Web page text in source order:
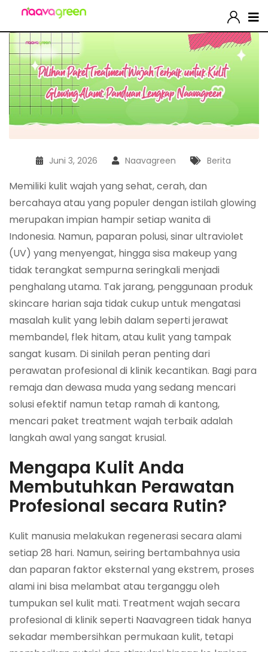
Juni 3, 2026 Naavagreen Berita
Memiliki kulit wajah yang sehat, cerah, dan
bercahaya atau yang populer dengan istilah glowing
merupakan impian hampir setiap wanita di
Indonesia. Namun, paparan polusi, sinar ultraviolet
(UV) yang menyengat, hingga sisa makeup yang
tidak terangkat sempurna seringkali menjadi
penghalang utama. Tak jarang, penggunaan produk
skincare harian saja tidak cukup untuk mengatasi
masalah kulit yang lebih dalam seperti jerawat
membandel, flek hitam, atau kulit yang tampak
sangat kusam. Di sinilah peran penting dari
perawatan profesional di klinik kecantikan. Bagi para
remaja dan dewasa muda yang sedang mencari
solusi efektif namun tetap ramah di kantong,
mencari paket treatment wajah terbaik adalah
langkah awal yang sangat krusial.
Mengapa Kulit Anda
Membutuhkan Perawatan
Profesional secara Rutin?
Kulit manusia melakukan regenerasi secara alami
setiap 28 hari. Namun, seiring bertambahnya usia
dan paparan faktor eksternal yang ekstrem, proses
alami ini bisa melambat atau terganggu oleh
tumpukan sel kulit mati. Treatment wajah secara
profesional di klinik seperti Naavagreen tidak hanya
sekadar membersihkan permukaan kulit, tetapi